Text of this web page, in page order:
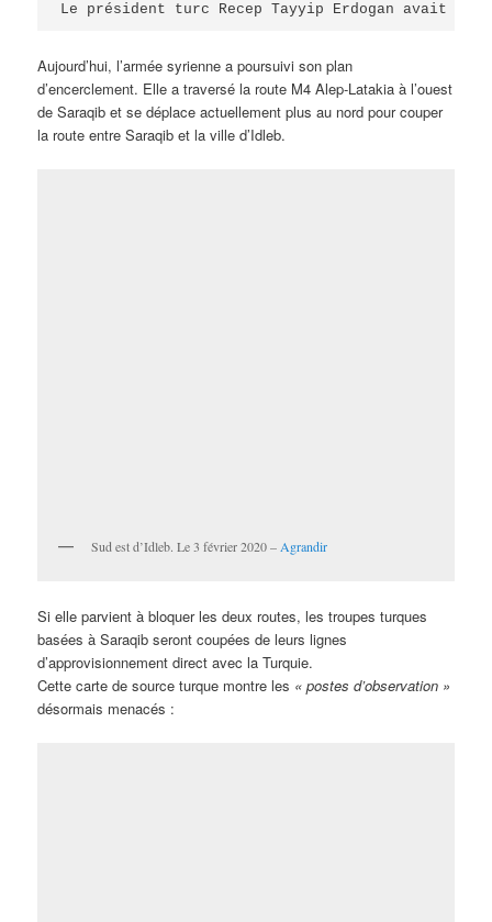
Le président turc Recep Tayyip Erdogan avait
Aujourd’hui, l’armée syrienne a poursuivi son plan
d’encerclement. Elle a traversé la route M4 Alep-Latakia à l’ouest
de Saraqib et se déplace actuellement plus au nord pour couper
la route entre Saraqib et la ville d’Idleb.
Sud est d’Idleb. Le 3 février 2020 –Agrandir
Si elle parvient à bloquer les deux routes, les troupes turques
basées à Saraqib seront coupées de leurs lignes
d’approvisionnement direct avec la Turquie.
Cette carte de source turque montre les « postes d’observation »
désormais menacés :